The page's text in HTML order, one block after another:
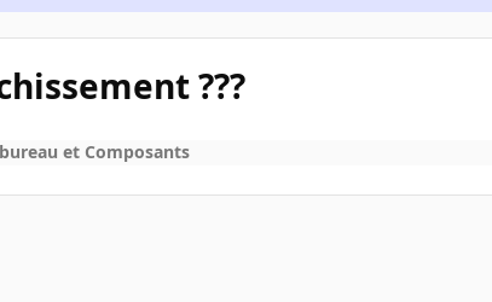
???
et Composants